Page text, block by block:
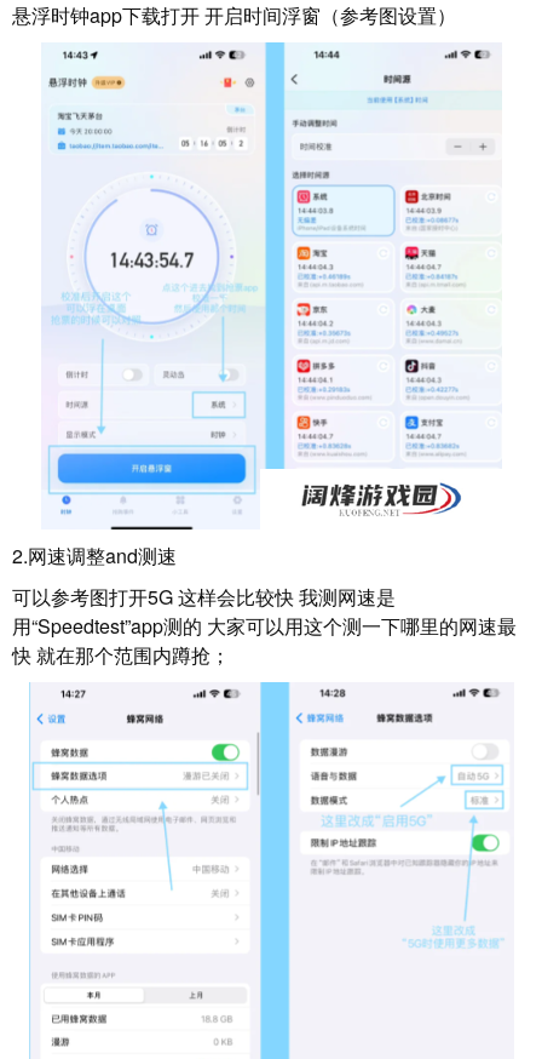
悬浮时钟app下载打开 开启时间浮窗（参考图设置）
2.网速调整and测速
可以参考图打开5G 这样会比较快 我测网速是
用“Speedtest”app测的 大家可以用这个测一下哪里的网速最
快 就在那个范围内蹲抢；